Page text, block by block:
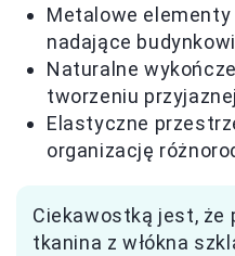
Metalowe
nadające
Naturalne
tworzeniu
Elastyczne
organizację
Ciekawostką jest, że
tkanina z włókna